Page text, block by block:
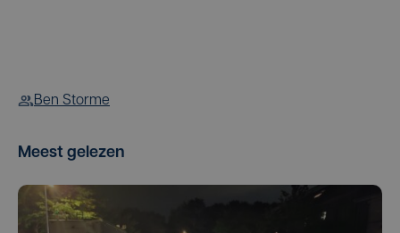
Ben Storme
Meest gelezen